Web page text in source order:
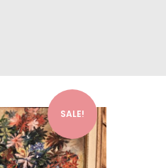
SALE!
07